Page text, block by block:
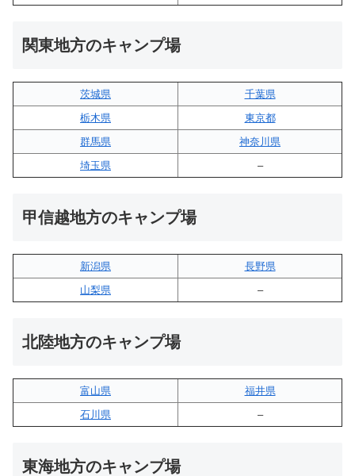
関東地方のキャンプ場
茨城県
千葉県
栃木県
東京都
群馬県
神奈川県
埼玉県
–
甲信越地方のキャンプ場
新潟県
長野県
山梨県
–
北陸地方のキャンプ場
富山県
福井県
石川県
–
東海地方のキャンプ場